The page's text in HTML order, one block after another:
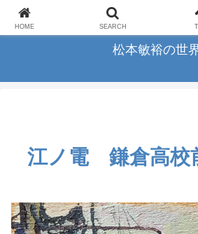
横浜の画家松本敏裕のアート
松本敏裕の世
江ノ電 鎌倉高校
HOME SEARCH